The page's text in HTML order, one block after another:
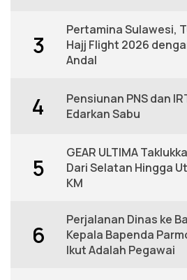
3
Pertamina Sulawesi,
Hajj Flight 2026
Andal
4
Pensiunan PNS dan
Edarkan Sabu
5
GEAR ULTIMA
Dari Selatan Hingga
KM
6
Perjalanan Dinas ke
Kepala Bapenda
Ikut Adalah Pegawai